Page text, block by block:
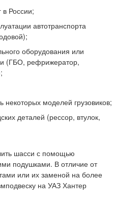
в России;
автотранспорта
оборудования или
(ГБО, рефрижератор,
некоторых моделей грузовиков;
деталей (рессор, втулок,
шасси с помощью
подушками. В отличие от
или их заменой на более
на УАЗ Хантер